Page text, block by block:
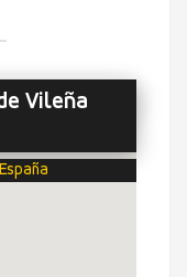
Vileña